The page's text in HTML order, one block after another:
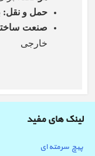
حمل و نقل:
صنعت
خارجی
لینک های مفید
پیچ سرمته ای